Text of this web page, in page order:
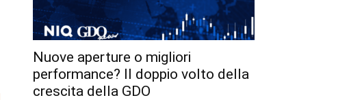
Nuove aperture o migliori
performance? Il doppio volto della
crescita della GDO